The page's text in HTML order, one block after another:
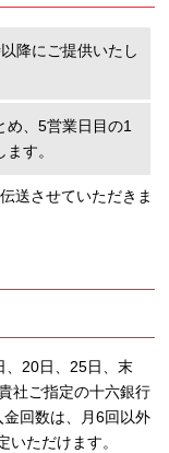
降にご提供いたし
め、5営業日目の1
す。
送させていただきま
、20日、25日、末
社ご指定の十六銀行
回数は、月6回以外
ただけます。